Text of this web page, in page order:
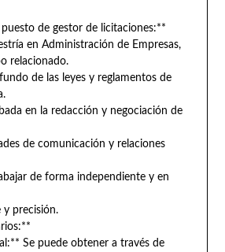
de gestor de licitaciones:**
en Administración de Empresas,
relacionado.
de las leyes y reglamentos de
en la redacción y negociación de
de comunicación y relaciones
de forma independiente y en
y precisión.
Se puede obtener a través de